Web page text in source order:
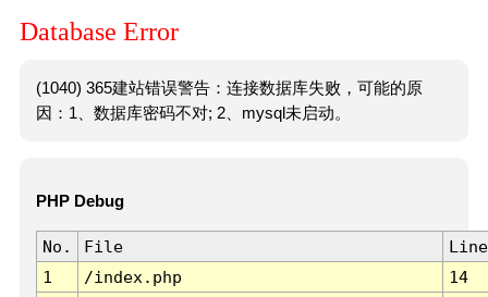
Database Error
(1040) 365建站错误警告：连接数据库失败，可能的原
因：1、数据库密码不对; 2、mysql未启动。
PHP Debug
No. File
Line
1
/index.php 14